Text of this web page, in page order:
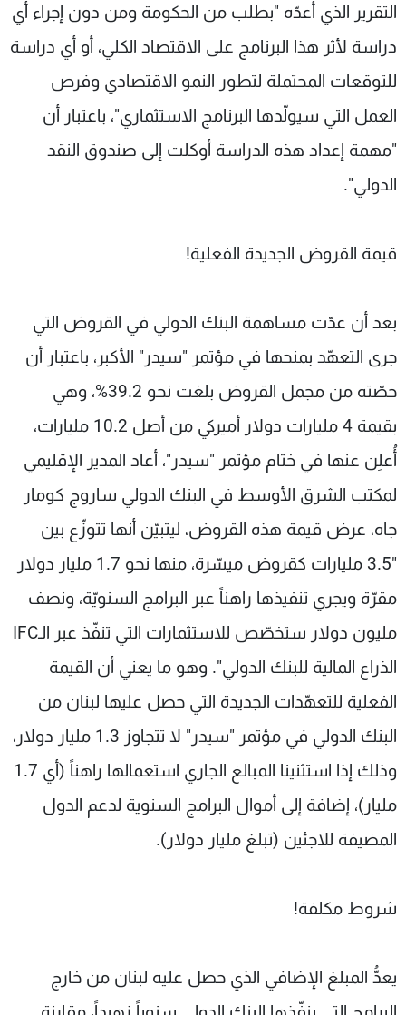
التقرير الذي أعدّه "بطلب من الحكومة ومن دون إجراء أي
دراسة لأثر هذا البرنامج على الاقتصاد الكلي، أو أي دراسة
للتوقعات المحتملة لتطور النمو الاقتصادي وفرص
العمل التي سيولّدها البرنامج الاستثماري"، باعتبار أن
"مهمة إعداد هذه الدراسة أوكلت إلى صندوق النقد
الدولي".
قيمة القروض الجديدة الفعلية!
بعد أن عدّت مساهمة البنك الدولي في القروض التي
جرى التعهّد بمنحها في مؤتمر "سيدر" الأكبر، باعتبار أن
حصّته من مجمل القروض بلغت نحو 39.2%، وهي
بقيمة 4 مليارات دولار أميركي من أصل 10.2 مليارات،
أُعلِن عنها في ختام مؤتمر "سيدر"، أعاد المدير الإقليمي
لمكتب الشرق الأوسط في البنك الدولي ساروج كومار
جاه، عرض قيمة هذه القروض، ليتبيّن أنها تتوزّع بين
"3.5 مليارات كقروض ميسّرة، منها نحو 1.7 مليار دولار
مقرّة ويجري تنفيذها راهناً عبر البرامج السنويّة، ونصف
مليون دولار ستخصّص للاستثمارات التي تنفّذ عبر الـIFC
الذراع المالية للبنك الدولي". وهو ما يعني أن القيمة
الفعلية للتعهّدات الجديدة التي حصل عليها لبنان من
البنك الدولي في مؤتمر "سيدر" لا تتجاوز 1.3 مليار دولار،
وذلك إذا استثنينا المبالغ الجاري استعمالها راهناً (أي 1.7
مليار)، إضافة إلى أموال البرامج السنوية لدعم الدول
المضيفة للاجئين (تبلغ مليار دولار).
شروط مكلفة!
يعدُّ المبلغ الإضافي الذي حصل عليه لبنان من خارج